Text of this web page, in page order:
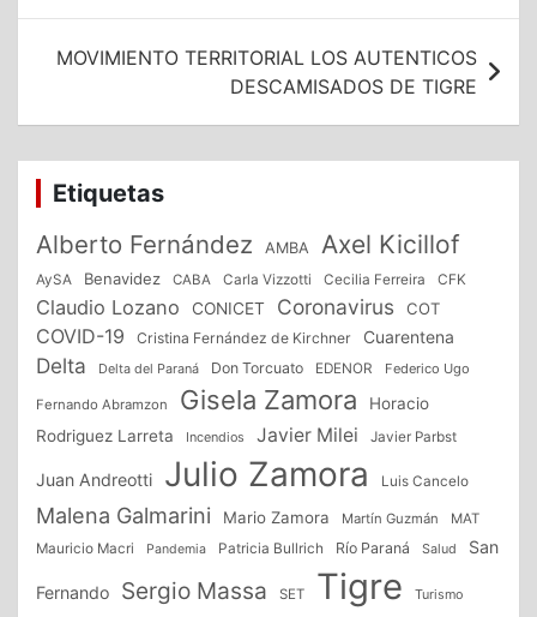
entradas
MOVIMIENTO TERRITORIAL LOS AUTENTICOS
DESCAMISADOS DE TIGRE
Etiquetas
Alberto Fernández AMBA Axel Kicillof
AySA Benavidez CABA Carla Vizzotti Cecilia Ferreira CFK
Claudio Lozano CONICET Coronavirus COT
COVID-19 Cristina Fernández de Kirchner Cuarentena
Delta Delta del Paraná Don Torcuato EDENOR Federico Ugo
Fernando Abramzon Gisela Zamora
Horacio
Rodriguez Larreta
Incendios Javier Milei Javier Parbst
Juan Andreotti Julio Zamora Luis Cancelo
Malena Galmarini Mario Zamora Martín Guzmán
MAT
Mauricio Macri
Pandemia Patricia Bullrich Río Paraná Salud San
Fernando Sergio Massa SET Tigre Turismo